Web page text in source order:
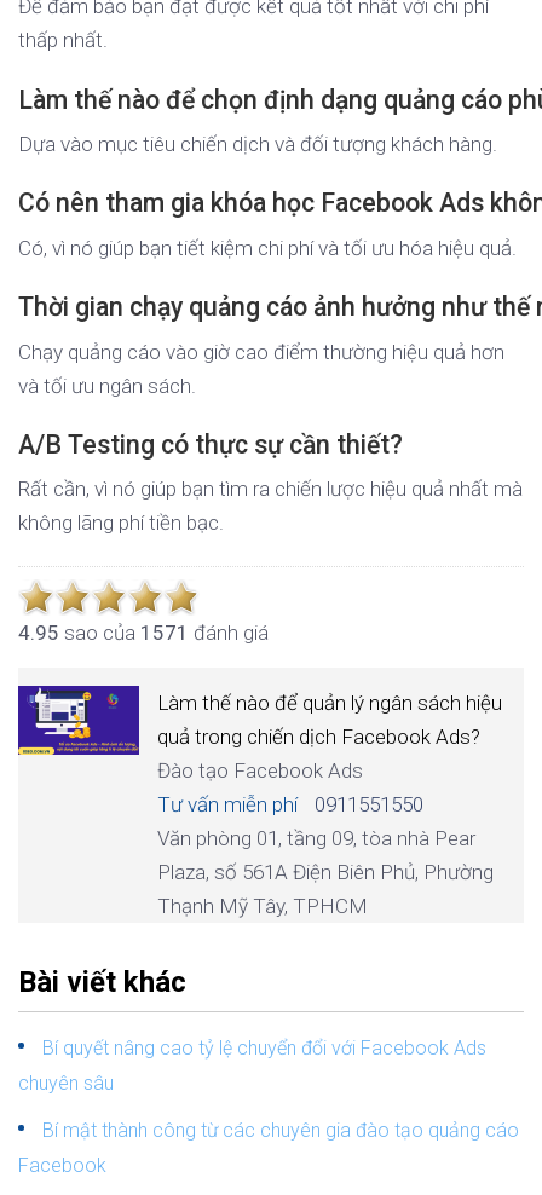
Để đảm bảo bạn đạt được kết quả tốt nhất với chi phí
thấp nhất.
Làm thế nào để chọn định dạng quảng cáo
Dựa vào mục tiêu chiến dịch và đối tượng khách hàng.
Có nên tham gia khóa học Facebook Ads
Có, vì nó giúp bạn tiết kiệm chi phí và tối ưu hóa hiệu quả.
Thời gian chạy quảng cáo ảnh hưởng như thế
Chạy quảng cáo vào giờ cao điểm thường hiệu quả hơn
và tối ưu ngân sách.
A/B Testing có thực sự cần thiết?
Rất cần, vì nó giúp bạn tìm ra chiến lược hiệu quả nhất mà
không lãng phí tiền bạc.
4.95 sao của 1571 đánh giá
Làm thế nào để quản lý ngân sách hiệu
quả trong chiến dịch Facebook Ads?
Đào tạo Facebook Ads
Tư vấn miễn phí
0911551550
Văn phòng 01, tầng 09, tòa nhà Pear
Plaza, số 561A Điện Biên Phủ, Phường
Thạnh Mỹ Tây, TPHCM
Bài viết khác
Bí quyết nâng cao tỷ lệ chuyển đổi với Facebook Ads
chuyên sâu
Bí mật thành công từ các chuyên gia đào tạo quảng cáo
Facebook